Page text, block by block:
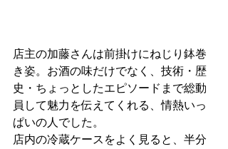
店主の加藤さんは前掛けにねじり鉢巻
き姿。お酒の味だけでなく、技術・歴
史・ちょっとしたエピソードまで総動
員して魅力を伝えてくれる、情熱いっ
ぱいの人でした。
店内の冷蔵ケースをよく見ると、半分